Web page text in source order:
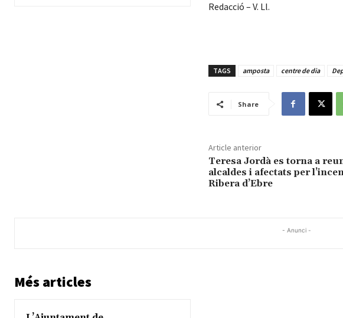
Redacció – V. Ll.
TAGS amposta centre de dia
Share
Article anterior
Teresa Jordà es torna a
alcaldes i afectats per
Ribera d’Ebre
- Anunci -
Més articles